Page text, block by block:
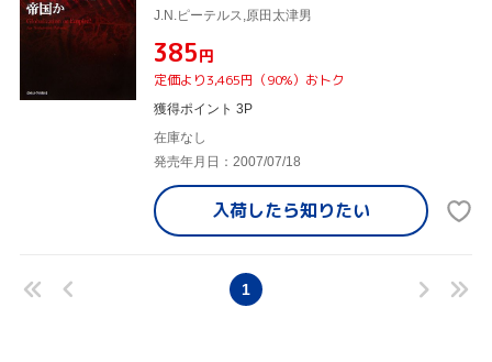
J.N.ピーテルス,原田太津男
¥385円
定価より3,465円（90%）おトク
獲得ポイント 3P
在庫なし
発売年月日：2007/07/18
入荷したら知りたい
1